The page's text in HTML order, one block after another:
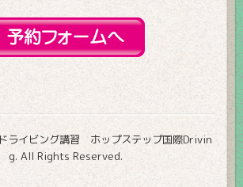
ライビング講習 ホップステップ国際Drivin
g. All Rights Reserved.